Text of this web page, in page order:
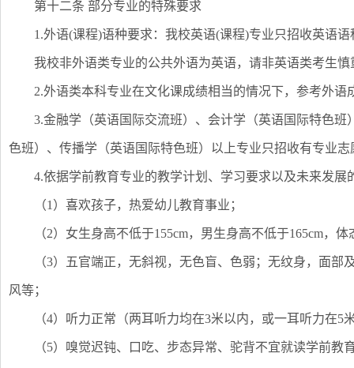
第十二条 部分专业的特殊要求
1.外语(课程)语种要求：我校英语(课程)专业只招收英语
我校非外语类专业的公共外语为英语，请非英语类考生慎
2.外语类本科专业在文化课成绩相当的情况下，参考外语
3.金融学（英语国际交流班）、会计学（英语国际特色
色班）、传播学（英语国际特色班）以上专业只招收有专业志
4.依据学前教育专业的教学计划、学习要求以及未来发
（1）喜欢孩子，热爱幼儿教育事业；
（2）女生身高不低于155cm，男生身高不低于165cm，
（3）五官端正，无斜视，无色盲、色弱；无纹身，面
风等；
（4）听力正常（两耳听力均在3米以内，或一耳听力在
（5）嗅觉迟钝、口吃、步态异常、驼背不宜就读学前教